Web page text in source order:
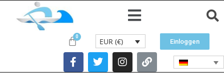
EUR (€) Einloggen